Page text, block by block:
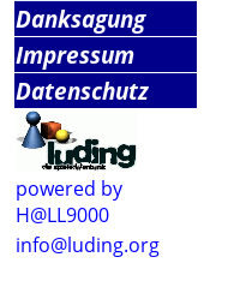
Danksagung
Impressum
Datenschutz
powered by
H@LL9000
info@luding.org